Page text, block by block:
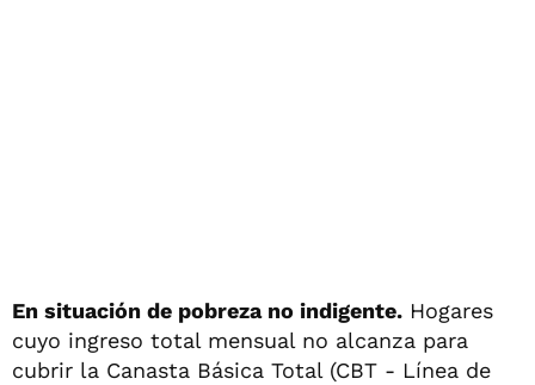
En situación de pobreza no indigente. Hogares
cuyo ingreso total mensual no alcanza para
cubrir la Canasta Básica Total (CBT - Línea de